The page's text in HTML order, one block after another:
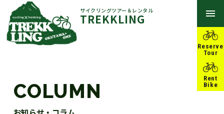
サイクリングツアー＆レンタル
TREKKLING
Reserve
Tour
Rent
Bike
COLUMN